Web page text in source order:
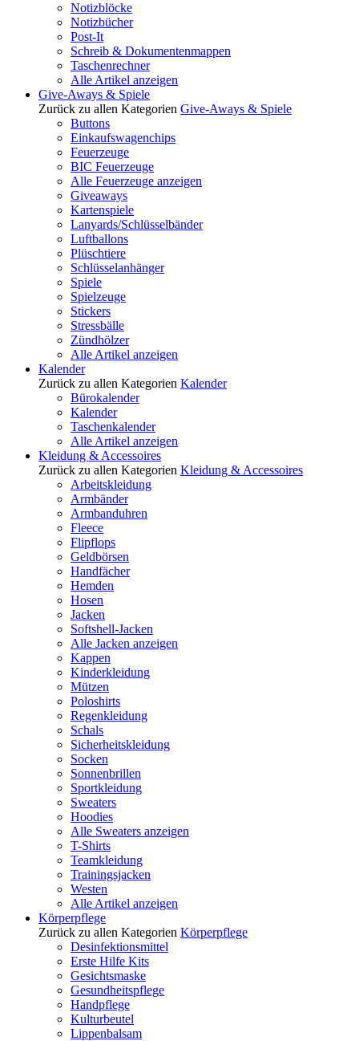
Notizblöcke
Notizbücher
Post-It
Schreib & Dokumentenmappen
Taschenrechner
Alle Artikel anzeigen
Give-Aways & Spiele
Zurück zu allen Kategorien Give-Aways & Spiele
Buttons
Einkaufswagenchips
Feuerzeuge
BIC Feuerzeuge
Alle Feuerzeuge anzeigen
Giveaways
Kartenspiele
Lanyards/Schlüsselbänder
Luftballons
Plüschtiere
Schlüsselanhänger
Spiele
Spielzeuge
Stickers
Stressbälle
Zündhölzer
Alle Artikel anzeigen
Kalender
Zurück zu allen Kategorien Kalender
Bürokalender
Kalender
Taschenkalender
Alle Artikel anzeigen
Kleidung & Accessoires
Zurück zu allen Kategorien Kleidung & Accessoires
Arbeitskleidung
Armbänder
Armbanduhren
Fleece
Flipflops
Geldbörsen
Handfächer
Hemden
Hosen
Jacken
Softshell-Jacken
Alle Jacken anzeigen
Kappen
Kinderkleidung
Mützen
Poloshirts
Regenkleidung
Schals
Sicherheitskleidung
Socken
Sonnenbrillen
Sportkleidung
Sweaters
Hoodies
Alle Sweaters anzeigen
T-Shirts
Teamkleidung
Trainingsjacken
Westen
Alle Artikel anzeigen
Körperpflege
Zurück zu allen Kategorien Körperpflege
Desinfektionsmittel
Erste Hilfe Kits
Gesichtsmaske
Gesundheitspflege
Handpflege
Kulturbeutel
Lippenbalsam